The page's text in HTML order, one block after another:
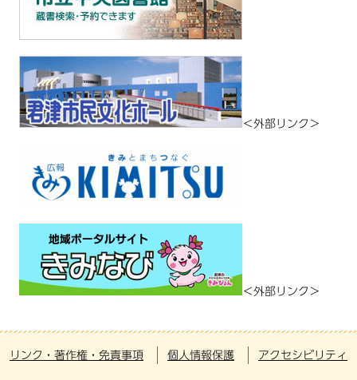
＜外部リンク＞
＜外部リンク＞
リンク・著作権・免責事項 個人情報保護 アクセシビリティ